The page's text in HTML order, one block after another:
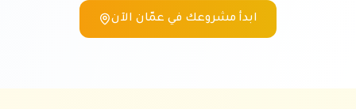
ابدأ مشروعك في عمّان الآن